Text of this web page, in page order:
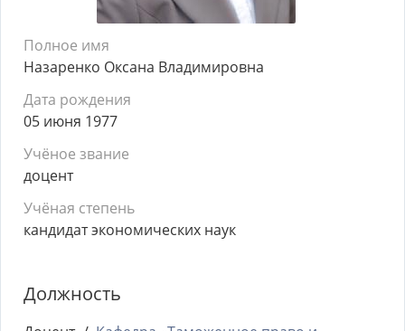
Полное имя
Назаренко Оксана Владимировна
Дата рождения
05 июня 1977
Учёное звание
доцент
Учёная степень
кандидат экономических наук
Должность